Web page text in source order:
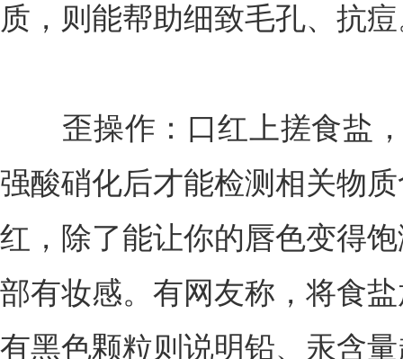
质，则能帮助细致毛孔、抗
歪操作：口红上搓食盐，
强酸硝化后才能检测相关物
红，除了能让你的唇色变得
部有妆感。有网友称，将食
有黑色颗粒则说明铅、汞含